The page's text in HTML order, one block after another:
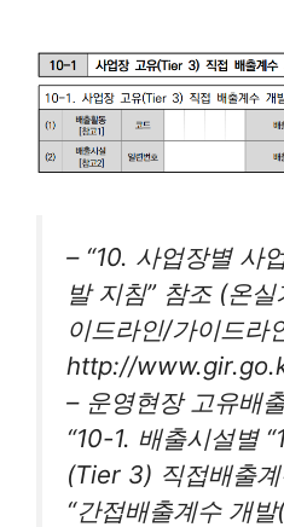
– “10. 사업장별 사
발 지침” 참조 (온
이드라인/가이드라
http://
– 운영현장 고유배
“10-1. 배출시설별
(Tier 3) 직접배출
“간접배출계수 개